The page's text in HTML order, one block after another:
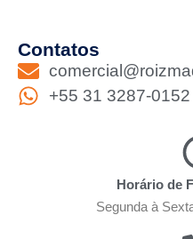
Contatos
+55 31 3287-0152
Horário de
Segunda à